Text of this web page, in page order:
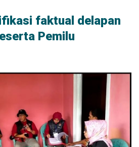
faktual delapan
Pemilu